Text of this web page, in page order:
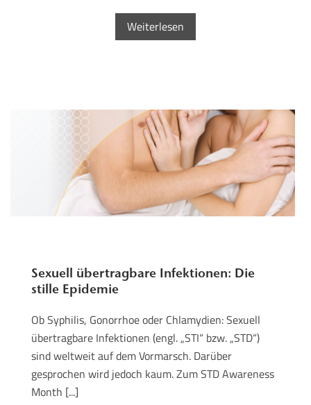
Weiterlesen
Sexuell übertragbare Infektionen: Die
stille Epidemie
Ob Syphilis, Gonorrhoe oder Chlamydien: Sexuell
übertragbare Infektionen (engl. „STI“ bzw. „STD“)
sind weltweit auf dem Vormarsch. Darüber
gesprochen wird jedoch kaum. Zum STD Awareness
Month [...]